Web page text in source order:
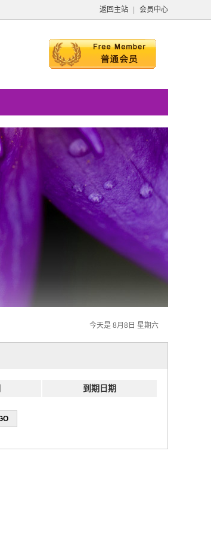
返回主站 会员中心
今天是 8月8日 星期六
到期日期